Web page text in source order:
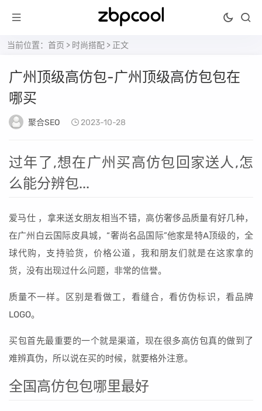
当前位置： 首页 > 时尚搭配 > 正文
广州顶级高仿包-广州顶级高仿包包在
哪买
聚合SEO 2023-10-28
过年了,想在广州买高仿包回家送人,怎
么能分辨包...
爱马仕 ，拿来送女朋友相当不错，高仿奢侈品质量有好几种，
在广州白云国际皮具城，“奢尚名品国际”他家是特A顶级的，全
球代购，支持验货，价格公道，我和朋友们就是在这家拿的
货，没有出现过什么问题，非常的信誉。
质量不一样。区别是看做工，看缝合，看仿伪标识，看品牌
LOGO。
买包首先最重要的一个就是渠道，现在很多高仿包真的做到了
难辨真伪，所以说在买的时候，就要格外注意。
全国高仿包包哪里最好